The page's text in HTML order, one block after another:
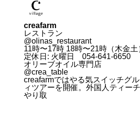
creafarm
レストラン
@olinas_restaurant
11時〜17時 18時〜21時（木金土
定休日: 火曜日 054-641-6650
オリーブオイル専門店
@crea_table
creafarmではやる気スイッチグ
ィツアーを開催。外国人ティー
やり取